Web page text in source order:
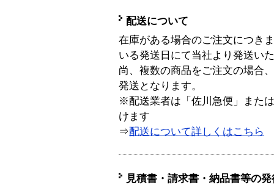
配送について
在庫がある場合のご注文につき
いる発送日にて当社より発送い
尚、複数の商品をご注文の場合
発送となります。
※配送業者は「佐川急便」また
けます
⇒配送について詳しくはこちら
見積書・請求書・納品書等の